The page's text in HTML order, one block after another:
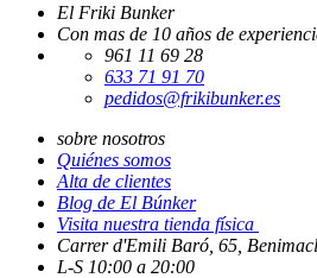
El Friki Bunker
Con mas de 10 años de
961 11 69 28
633 71 91 70
pedidos@frikibunker.es
sobre nosotros
Quiénes somos
Alta de clientes
Blog de El Búnker
Visita nuestra tienda física
Carrer d'Emili Baró, 65,
L-S 10:00 a 20:00